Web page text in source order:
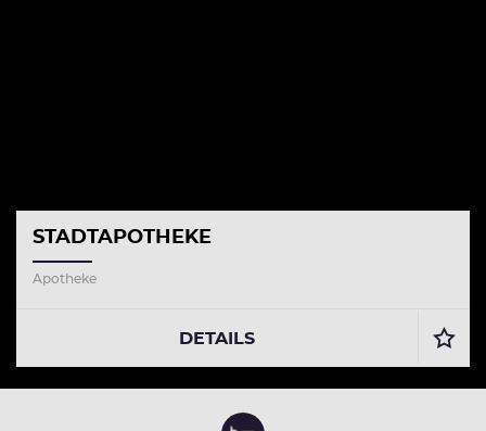
STADTAPOTHEKE
Apotheke
DETAILS